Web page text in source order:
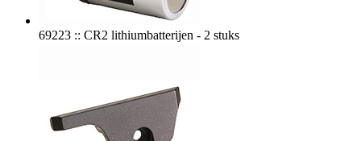
69223 :: CR2 lithiumbatterijen - 2 stuks